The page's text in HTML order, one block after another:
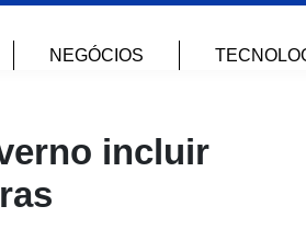
NEGÓCIOS
incluir